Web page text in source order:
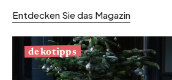
Entdecken Sie das Magazin
dekotipps